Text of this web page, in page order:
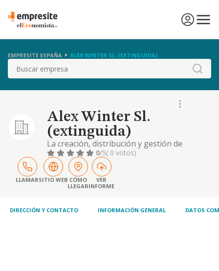
EMPRESITE ESPAÑA ALEX WINTER SL. (EXTINGUIDA)
Buscar
Alex Winter Sl.
(extinguida)
La creación, distribución y gestión de
páginas web, y de programas y sistemas
informáticos; el comercio al por mayor y
menor de todo tipo de softwarey hardware;
y la prestación de toda clase de servicios en
el ámbito de dominios-internet, informática
podrán s
0/5( 0 votos)
LLAMARSITIO WEB CÓMO
LLEGAR
VER
INFORME
DIRECCIÓN Y CONTACTO INFORMACIÓN GENERAL DATOS